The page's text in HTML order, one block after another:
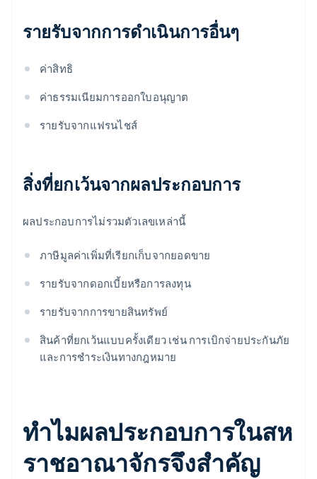
รายรับจากการดําเนินการอื่นๆ
ค่าสิทธิ
ค่าธรรมเนียมการออกใบอนุญาต
รายรับจากแฟรนไชส์
สิ่งที่ยกเว้นจากผลประกอบการ
ผลประกอบการไม่รวมตัวเลขเหล่านี้
ภาษีมูลค่าเพิ่มที่เรียกเก็บจากยอดขาย
รายรับจากดอกเบี้ยหรือการลงทุน
รายรับจากการขายสินทรัพย์
สินค้าที่ยกเว้นแบบครั้งเดียว เช่น การเบิกจ่ายประกันภัย
และการชําระเงินทางกฎหมาย
ทําไมผลประกอบการในสห
ราชอาณาจักรจึงสําคัญ